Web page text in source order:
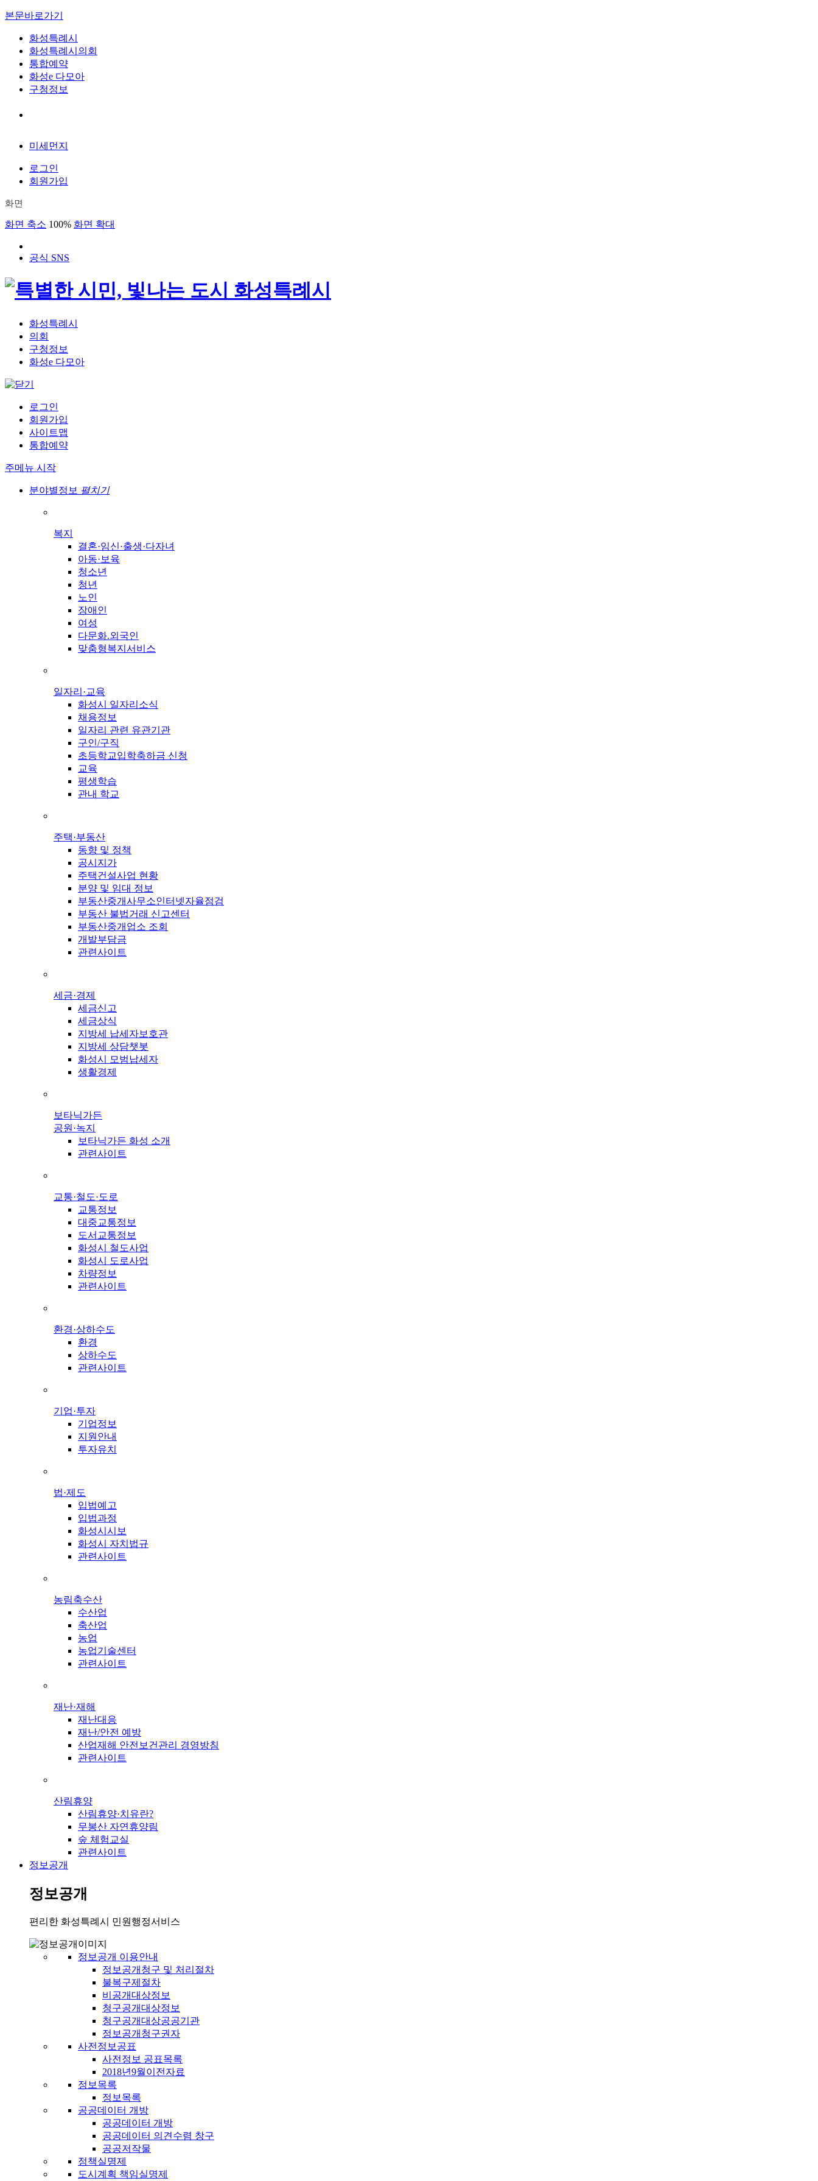
본문바로가기
화성특례시
화성특례시의회
통합예약
화성e 다모아
구청정보
미세먼지
로그인
회원가입
화면
화면 축소 100% 화면 확대
공식 SNS
화성특례시
의회
구청정보
화성e 다모아
로그인
회원가입
사이트맵
통합예약
주메뉴 시작
분야별정보 펼치기
복지
결혼·임신·출생·다자녀
아동·보육
청소년
청년
노인
장애인
여성
다문화.외국인
맞춤형복지서비스
일자리·교육
화성시 일자리소식
채용정보
일자리 관련 유관기관
구인/구직
초등학교입학축하금 신청
교육
평생학습
관내 학교
주택·부동산
동향 및 정책
공시지가
주택건설사업 현황
분양 및 임대 정보
부동산중개사무소인터넷자율점검
부동산 불법거래 신고센터
부동산중개업소 조회
개발부담금
관련사이트
세금·경제
세금신고
세금상식
지방세 납세자보호관
지방세 상담챗봇
화성시 모범납세자
생활경제
보타닉가든
공원·녹지
보타닉가든 화성 소개
관련사이트
교통·철도·도로
교통정보
대중교통정보
도서교통정보
화성시 철도사업
화성시 도로사업
차량정보
관련사이트
환경·상하수도
환경
상하수도
관련사이트
기업·투자
기업정보
지원안내
투자유치
법·제도
입법예고
입법과정
화성시시보
화성시 자치법규
관련사이트
농림축수산
수산업
축산업
농업
농업기술센터
관련사이트
재난·재해
재난대응
재난/안전 예방
산업재해 안전보건관리 경영방침
관련사이트
산림휴양
산림휴양·치유란?
무봉산 자연휴양림
숲 체험교실
관련사이트
정보공개
정보공개
편리한 화성특례시 민원행정서비스
정보공개 이용안내
정보공개청구 및 처리절차
불복구제절차
비공개대상정보
청구공개대상정보
청구공개대상공공기관
정보공개청구권자
사전정보공표
사전정보 공표목록
2018년9월이전자료
정보목록
정보목록
공공데이터 개방
공공데이터 개방
공공데이터 의견수렴 창구
공공저작물
정책실명제
도시계획 책임실명제